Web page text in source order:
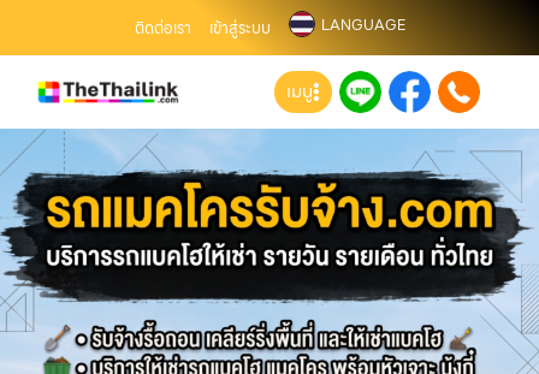
ติดต่อเรา เข้าสู่ระบบ LANGUAGE
เมนู